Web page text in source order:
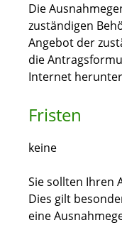
Die
zuständigen
Angebot der
die
Internet
Fristen
keine
Sie sollten Ihren
Dies gilt
eine